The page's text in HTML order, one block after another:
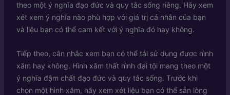
theo một ý nghĩa đạo đức và quy tắc sống riêng. Hãy xem
xét xem ý nghĩa nào phù hợp với giá trị cá nhân của bạn
và liệu bạn có thể cam kết với ý nghĩa đó hay không.
Tiếp theo, cân nhắc xem bạn có thể tái sử dụng được hình
xăm hay không. Hình xăm thất hình đại tội mang theo một
ý nghĩa đậm chất đạo đức và quy tắc sống. Trước khi
chọn một hình xăm, hãy xem xét liệu bạn có thể sẵn lòng